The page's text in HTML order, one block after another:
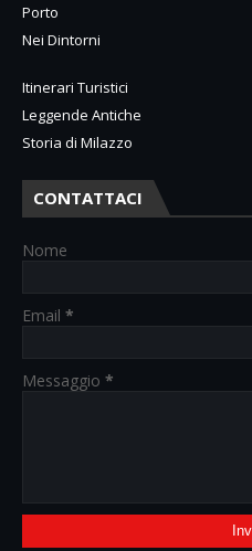
Porto
Nei Dintorni
Itinerari Turistici
Leggende Antiche
Storia di Milazzo
CONTATTACI
Nome
Email *
Messaggio *